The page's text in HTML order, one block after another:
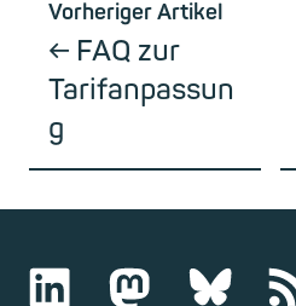
Vorheriger Artikel
FAQ zur
Tarifanpassun
g